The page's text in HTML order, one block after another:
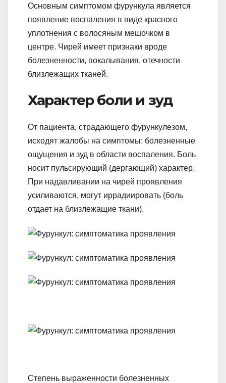
Основным симптомом фурункула является
появление воспаления в виде красного
уплотнения с волосяным мешочком в
центре. Чирей имеет признаки вроде
болезненности, покалывания, отечности
близлежащих тканей.
Характер боли и зуд
От пациента, страдающего фурункулезом,
исходят жалобы на симптомы: болезненные
ощущения и зуд в области воспаления. Боль
носит пульсирующий (дергающий) характер.
При надавливании на чирей проявления
усиливаются, могут иррадиировать (боль
отдает на близлежащие ткани).
Степень выраженности болезненных